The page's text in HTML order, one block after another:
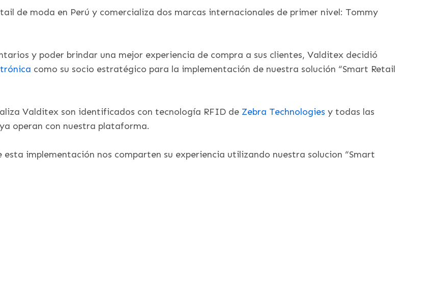
de moda en Perú y comercializa dos marcas internacionales de primer nivel: Tommy
y poder brindar una mejor experiencia de compra a sus clientes, Valditex decidió
como su socio estratégico para la implementación de nuestra solución “Smart Retail
Valditex son identificados con tecnología RFID de Zebra Technologies y todas las
operan con nuestra plataforma.
esta implementación nos comparten su experiencia utilizando nuestra solucion “Smart